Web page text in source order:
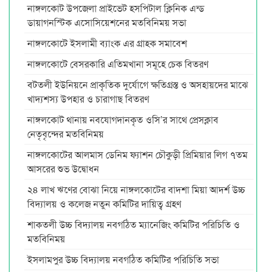
নাঙ্গলকোট উপজেলা প্রাইভেট হসপিটাল ক্লিনিক এন্ড
ডায়াগনস্টিক এসোসিয়েশনের মতবিনিময় সভা
নাঙ্গলকোটে ইসলামী ব্যাংক এর গ্রাহক সমাবেশ
নাঙ্গলকোটে বেসরকারি এতিমখানা সমূহে চেক বিতরণ
বটতলী ইউনিয়নে প্রাকৃতিক দুর্যোগে ক্ষতিগ্রস্ত ও অসহায়দের মাঝে
খাদ্যশস্য উপহার ও চারাগাছ বিতরণ
নাঙ্গলকোট থানায় নবযোগদানকৃত ওসি’র সাথে প্রেসক্লাব
নেতৃবৃন্দের মতবিনিময়
নাঙ্গলকোটের আলমাস ডেনিম ফ্যাশন চৌকুড়ী প্রিমিয়ার লিগ ৭তম
আসরের শুভ উদ্বোধন
২৪ লাখ ঋণের বোঝা নিয়ে নাঙ্গলকোটের বাদশা মিয়া আদর্শ উচ্চ
বিদ্যালয় ও কলেজ নতুন কমিটির দায়িত্ব গ্রহণ
শাকতলী উচ্চ বিদ্যালয় নবগঠিত ম্যানেজিং কমিটির পরিচিতি ও
মতবিনিময়
ইসলামপুর উচ্চ বিদ্যালয় নবগঠিত কমিটির পরিচিতি সভা